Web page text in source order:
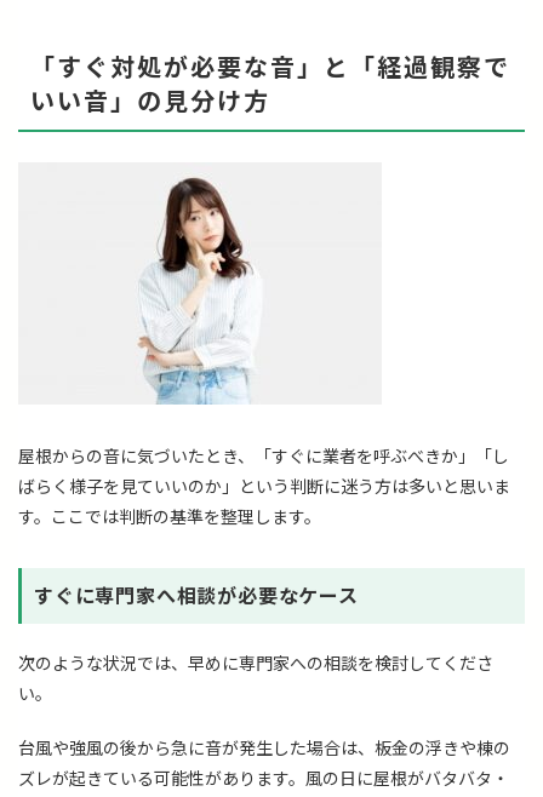
「すぐ対処が必要な音」と「経過観察で
いい音」の見分け方
屋根からの音に気づいたとき、「すぐに業者を呼ぶべきか」「し
ばらく様子を見ていいのか」という判断に迷う方は多いと思いま
す。ここでは判断の基準を整理します。
すぐに専門家へ相談が必要なケース
次のような状況では、早めに専門家への相談を検討してくださ
い。
台風や強風の後から急に音が発生した場合は、板金の浮きや棟の
ズレが起きている可能性があります。風の日に屋根がバタバタ・